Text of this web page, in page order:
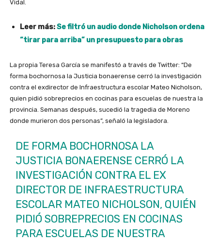
Vidal.
Leer más:Se filtró un audio donde Nicholson ordena
“tirar para arriba” un presupuesto para obras
La propia Teresa García se manifestó a través de Twitter: “De
forma bochornosa la Justicia bonaerense cerró la investigación
contra el exdirector de Infraestructura escolar Mateo Nicholson,
quien pidió sobreprecios en cocinas para escuelas de nuestra la
provincia. Semanas después, sucedió la tragedia de Moreno
donde murieron dos personas”, señaló la legisladora.
DE FORMA BOCHORNOSA LA
JUSTICIA BONAERENSE CERRÓ LA
INVESTIGACIÓN CONTRA EL EX
DIRECTOR DE INFRAESTRUCTURA
ESCOLAR MATEO NICHOLSON, QUIÉN
PIDIÓ SOBREPRECIOS EN COCINAS
PARA ESCUELAS DE NUESTRA